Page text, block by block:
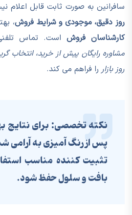
سافرانین به صورت ثابت قابل اعلام
روز دقیق، موجودی و شرایط فروش،
کارشناسان فروش است. تماس
مشاوره رایگان پیش از خرید، انتخاب
روز بازار را فراهم می کند.
نکته تخصصی: برای نتایج
پس از رنگ آمیزی به آرامی
تثبیت کننده مناسب
بافت و سلول حفظ شود.